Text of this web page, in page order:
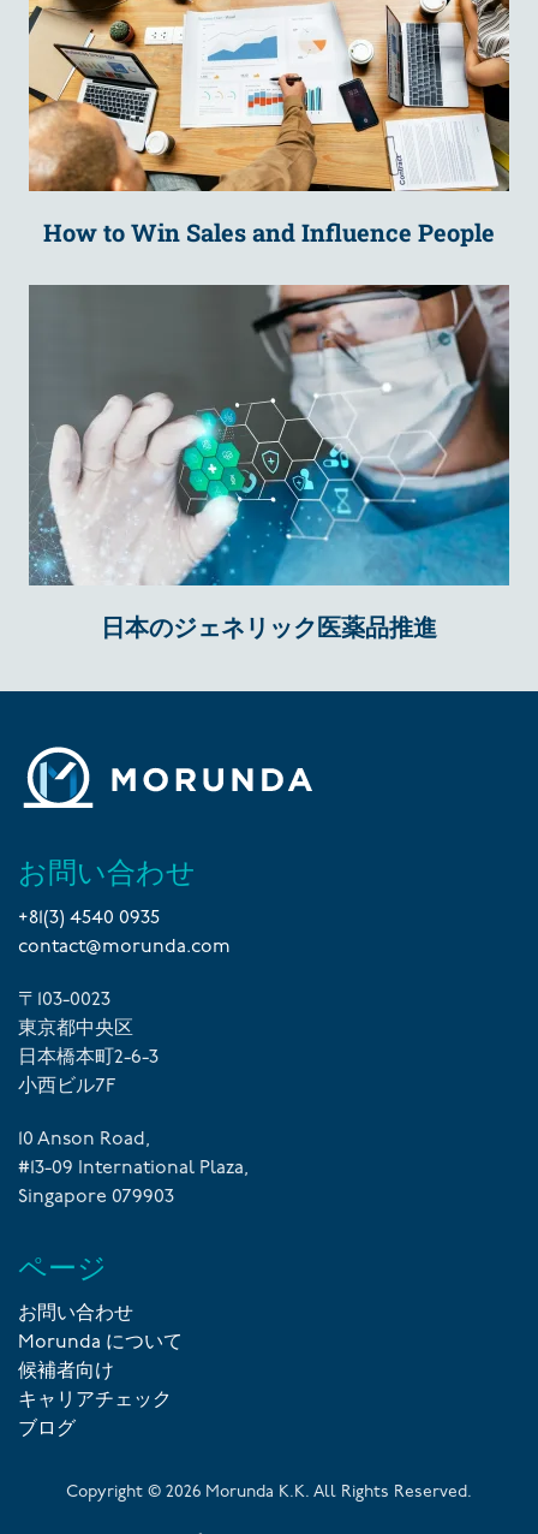
How to Win Sales and Influence People
日本のジェネリック医薬品推進
お問い合わせ
+81(3) 4540 0935
contact@morunda.com
〒103-0023
東京都中央区
日本橋本町2-6-3
小西ビル7F
10 Anson Road,
#13-09 International Plaza,
Singapore 079903
ページ
お問い合わせ
Morunda について
候補者向け
キャリアチェック
ブログ
Copyright © 2026 Morunda K.K. All Rights Reserved.